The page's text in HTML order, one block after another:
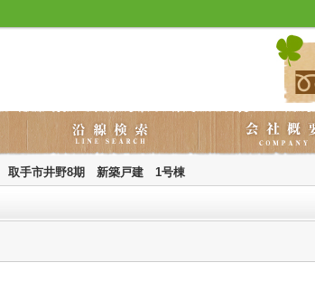
取手市井野8期 新築戸建 1号棟